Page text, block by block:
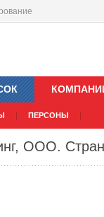
ПЕРСОНЫ
ООО.